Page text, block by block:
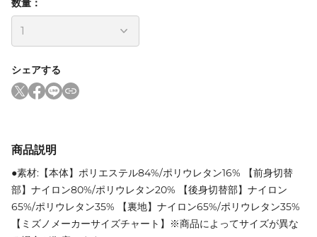
数量：
シェアする
商品説明
●素材:【本体】ポリエステル84%/ポリウレタン16% 【前身切替
部】ナイロン80%/ポリウレタン20% 【後身切替部】ナイロン
65%/ポリウレタン35% 【裏地】ナイロン65%/ポリウレタン35%
【ミズノメーカーサイズチャート】※商品によってサイズが異な